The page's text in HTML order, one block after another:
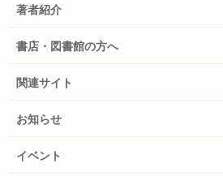
著者紹介
書店・図書館の方へ
関連サイト
お知らせ
イベント